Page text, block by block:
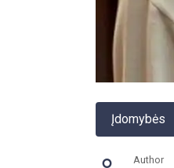
Įdomybės
Author